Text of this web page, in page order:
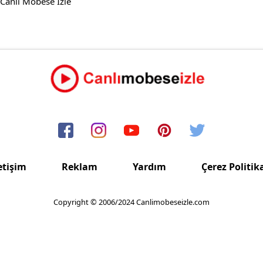
Reklam Yardım Çerez
Copyright © 2006/2024 Canlimobeseizle.com